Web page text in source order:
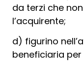
da terzi che
l’acquirente;
d) figurino
beneficiaria per